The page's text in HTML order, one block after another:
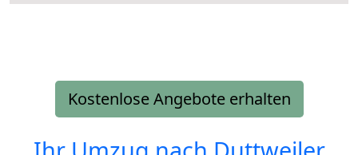
Kostenlose Angebote erhalten